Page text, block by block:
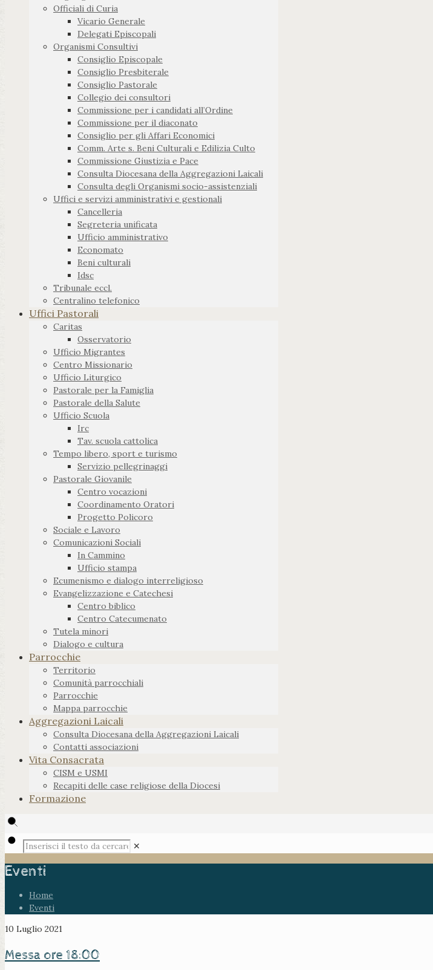
Officiali di Curia
Vicario Generale
Delegati Episcopali
Organismi Consultivi
Consiglio Episcopale
Consiglio Presbiterale
Consiglio Pastorale
Collegio dei consultori
Commissione per i candidati all’Ordine
Commissione per il diaconato
Consiglio per gli Affari Economici
Comm. Arte s. Beni Culturali e Edilizia Culto
Commissione Giustizia e Pace
Consulta Diocesana della Aggregazioni Laicali
Consulta degli Organismi socio-assistenziali
Uffici e servizi amministrativi e gestionali
Cancelleria
Segreteria unificata
Ufficio amministrativo
Economato
Beni culturali
Idsc
Tribunale eccl.
Centralino telefonico
Uffici Pastorali
Caritas
Osservatorio
Ufficio Migrantes
Centro Missionario
Ufficio Liturgico
Pastorale per la Famiglia
Pastorale della Salute
Ufficio Scuola
Irc
Tav. scuola cattolica
Tempo libero, sport e turismo
Servizio pellegrinaggi
Pastorale Giovanile
Centro vocazioni
Coordinamento Oratori
Progetto Policoro
Sociale e Lavoro
Comunicazioni Sociali
In Cammino
Ufficio stampa
Ecumenismo e dialogo interreligioso
Evangelizzazione e Catechesi
Centro biblico
Centro Catecumenato
Tutela minori
Dialogo e cultura
Parrocchie
Territorio
Comunità parrocchiali
Parrocchie
Mappa parrocchie
Aggregazioni Laicali
Consulta Diocesana della Aggregazioni Laicali
Contatti associazioni
Vita Consacrata
CISM e USMI
Recapiti delle case religiose della Diocesi
Formazione
✕
Eventi
Home
Eventi
10 Luglio 2021
Messa ore 18:00